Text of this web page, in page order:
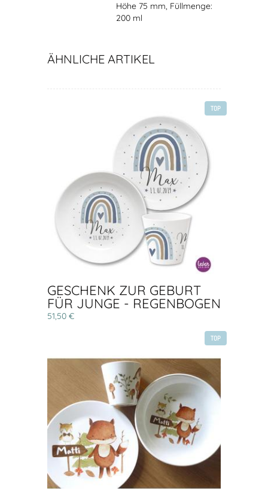
Höhe 75 mm, Füllmenge:
200 ml
ÄHNLICHE ARTIKEL
TOP
GESCHENK ZUR GEBURT
FÜR JUNGE - REGENBOGEN
51,50 €
TOP